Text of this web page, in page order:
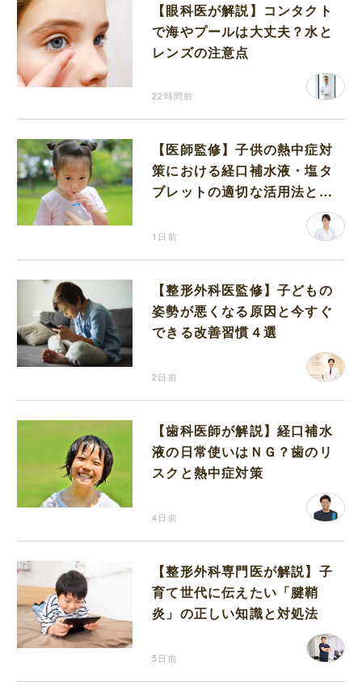
【眼科医が解説】コンタクト
で海やプールは大丈夫？水と
レンズの注意点
22時間前
【医師監修】子供の熱中症対
策における経口補水液・塩タ
ブレットの適切な活用法と水
1日前
【整形外科医監修】子どもの
姿勢が悪くなる原因と今すぐ
できる改善習慣４選
2日前
【歯科医師が解説】経口補水
液の日常使いはＮＧ？歯のリ
スクと熱中症対策
4日前
【整形外科専門医が解説】子
育て世代に伝えたい「腱鞘
炎」の正しい知識と対処法
5日前